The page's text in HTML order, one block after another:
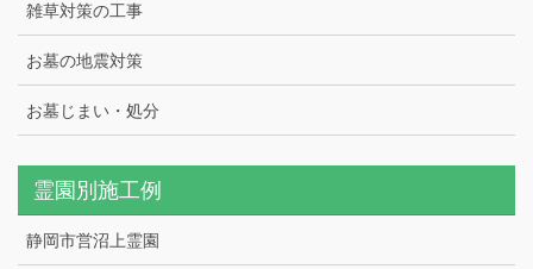
雑草対策の工事
お墓の地震対策
お墓じまい・処分
霊園別施工例
静岡市営沼上霊園